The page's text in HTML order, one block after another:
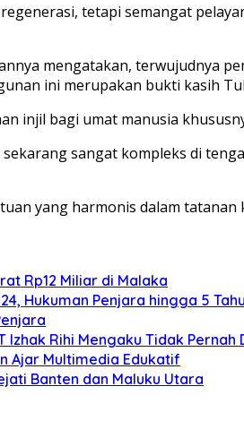
tetapi semangat
mengatakan, terwujudnya
ini merupakan bukti kasih
injil bagi umat manusia
sangat kompleks di
yang harmonis dalam
Rp12 Miliar di Malaka
Hukuman Penjara hingga 5
Rihi Mengaku Tidak Pernah
Ajar Multimedia Edukatif
Banten dan Maluku Utara